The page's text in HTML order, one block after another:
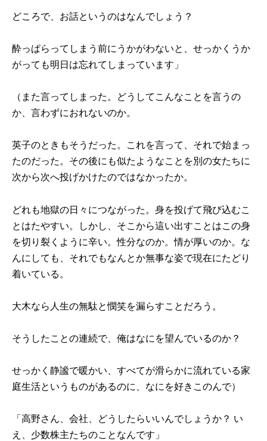
どころで、お話というのはなんでしょう？
酔っぱらってしまう前にうかがわないと、せっかくうか
がっても明日は忘れてしまっています」
（また言ってしまった。どうしてこんなことを言うの
か、言わずにおれないのか。
英子のときもそうだった。これを言って、それで始まっ
たのだった。その後にも似たようなことを別の女たちに
次から次へ投げかけたのではなかったか。
どれも地獄の日々につながった。身を投げて飛び込むこ
とはたやすい。しかし、そこから這い出すことはこの身
を切り裂くように辛い。性分なのか。情が厚いのか。な
んにしても、それでもなんとか無事な姿で現在にたどり
着いている。
大木なら人生の無駄と憫笑を漏らすことだろう。
そうしたことの連続で、俺はなにを望んでいるのか？
せっかく静謐で暖かい、すべてが滑らかに流れている家
庭生活というものがあるのに、なにを好きこのんで）
「高野さん、会社、どうしたらいいんでしょうか？ い
え、少数株主たちのことなんです」